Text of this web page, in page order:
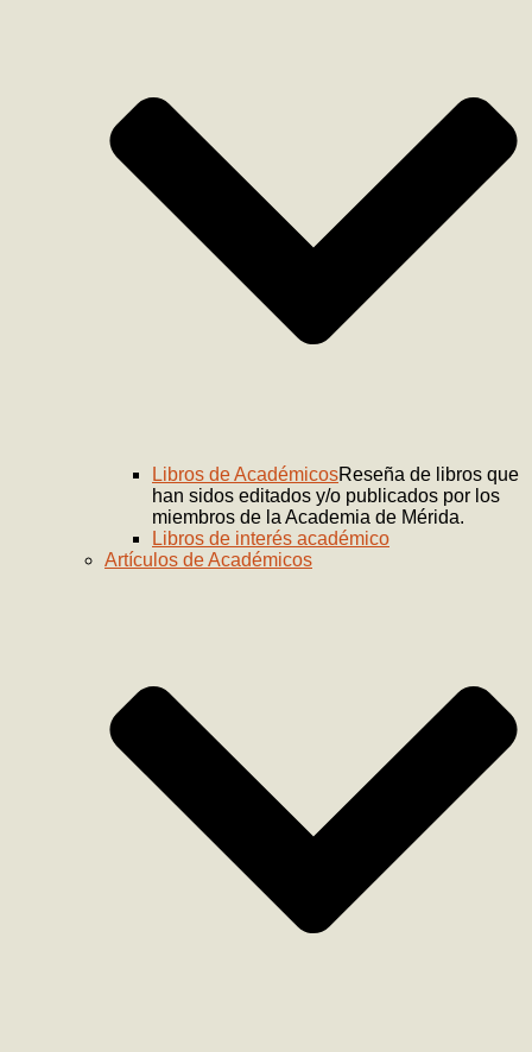
Libros de AcadémicosReseña de libros que
han sidos editados y/o publicados por los
miembros de la Academia de Mérida.
Libros de interés académico
Artículos de Académicos